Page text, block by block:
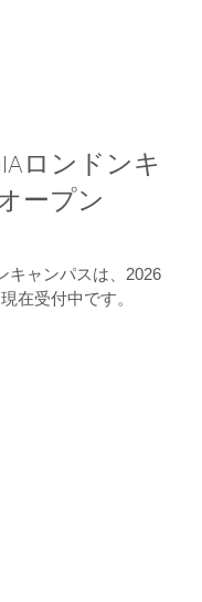
ロンドンキ
ープン
キャンパスは、2026
在受付中です。